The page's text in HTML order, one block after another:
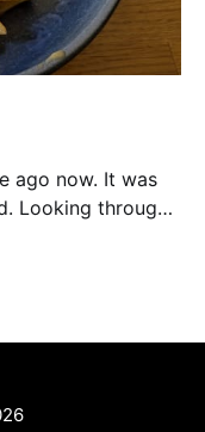
ago now. It was
Looking through
mediocrity in